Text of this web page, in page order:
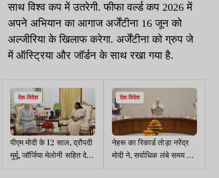
साथ विश्व कप में उतरेगी. फीफा वर्ल्ड कप 2026 में
अपने अभियान का आगाज अर्जेंटीना 16 जून को
अल्जीरिया के खिलाफ करेगा. अर्जेंटीना को ग्रुप जे
में ऑस्ट्रिया और जॉर्डन के साथ रखा गया है.
देश-विदेश
पीएम मोदी के 12 साल, द्रौपदी
मुर्मू, जॉर्जिया मेलोनी सहित देश-
विदेश के नेताओं ने बधाई दी
देश-विदेश
नेहरू का रिकार्ड तोड़ा नरेंद्र
मोदी ने, सर्वाधिक लंबे समय तक
देश की सेवा करनेवाले पीएम बने